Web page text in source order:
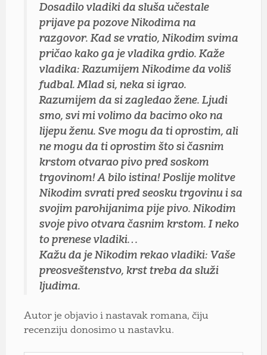
Dosadilo vladiki da sluša učestale
prijave pa pozove Nikodima na
razgovor. Kad se vratio, Nikodim svima
pričao kako ga je vladika grdio. Kaže
vladika: Razumijem Nikodime da voliš
fudbal. Mlad si, neka si igrao.
Razumijem da si zagledao žene. Ljudi
smo, svi mi volimo da bacimo oko na
lijepu ženu. Sve mogu da ti oprostim, ali
ne mogu da ti oprostim što si časnim
krstom otvarao pivo pred soskom
trgovinom! A bilo istina! Poslije molitve
Nikodim svrati pred seosku trgovinu i sa
svojim parohijanima pije pivo. Nikodim
svoje pivo otvara časnim krstom. I neko
to prenese vladiki…
Kažu da je Nikodim rekao vladiki: Vaše
preosveštenstvo, krst treba da služi
ljudima.
Autor je objavio i nastavak romana, čiju
recenziju donosimo u nastavku.